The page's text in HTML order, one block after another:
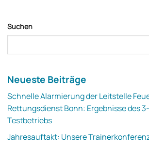
Suchen
Neueste Beiträge
Schnelle Alarmierung der Leitstelle
Rettungsdienst Bonn: Ergebnisse des
Testbetriebs
Jahresauftakt: Unsere